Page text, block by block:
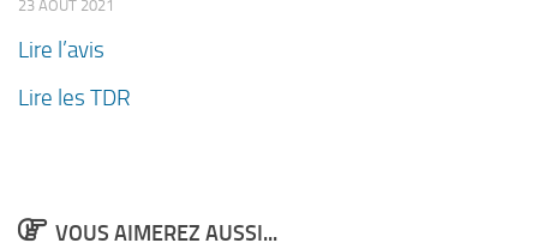
23 AOÛT 2021
Lire l’avis
Lire les TDR
VOUS AIMEREZ AUSSI...